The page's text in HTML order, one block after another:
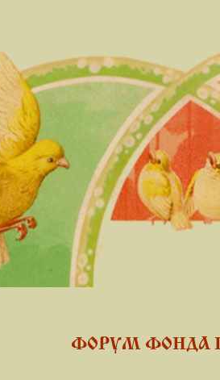
ФОРУМ ФОНДА